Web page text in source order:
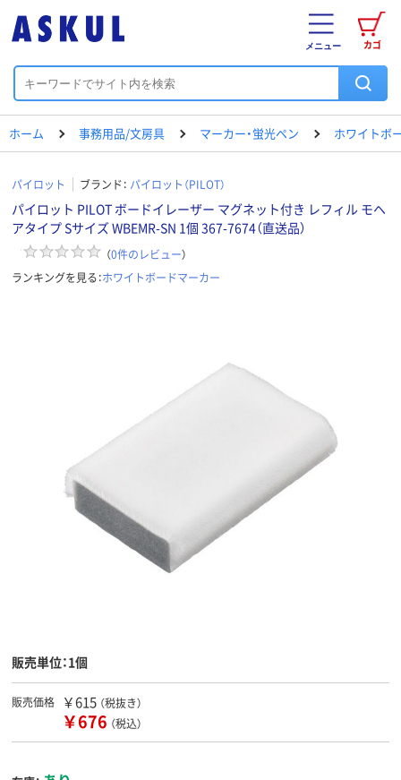
カゴ
メニュー
ホーム 事務用品/文房具 マーカー・蛍光ペン ホワイトボ
パイロット ブランド： パイロット（PILOT）
パイロット PILOT ボードイレーザー マグネット付き レフィル モヘ
アタイプ Sサイズ WBEMR-SN 1個 367-7674（直送品）
（0件のレビュー）
ランキングを見る：ホワイトボードマーカー
販売単位：1個
販売価格 ￥615 （税抜き）
￥676 （税込）